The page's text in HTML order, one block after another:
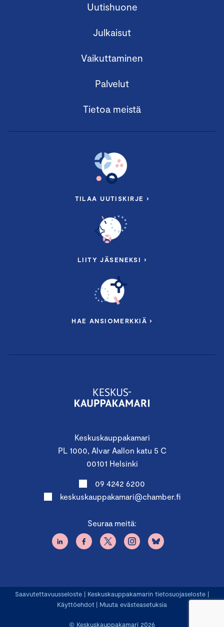
Keskuskauppakamari
PL 1000, Alvar Aallon katu 5 C
00101 Helsinki
09 4242 6200
keskuskauppakamari@chamber.fi
Seuraa meitä:
Uutishuone
Julkaisut
Vaikuttaminen
Palvelut
Tietoa meistä
TILAA UUTISKIRJE ›
LIITY JÄSENEKSI ›
HAE ANSIOMERKKIÄ ›
© Keskuskauppakamari 2026
Saavutettavuusseloste | Keskuskauppakamarin tietosuojaseloste |
Käyttöehdot | Muuta evästeasetuksia